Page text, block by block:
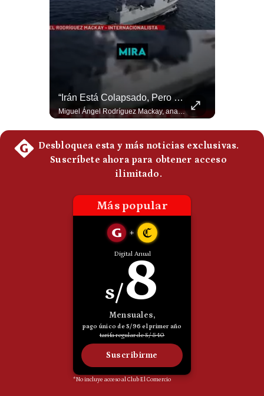
Politica
De
Cookies
“Irán Está Colapsado, Pero EE.UU. Parece Desesperado” | #radar24
Miguel Ángel Rodríguez Mackay, analista internacional, sostiene que las negociaciones fueron impulsadas por Irán y no por Estados Unidos. Según su análisis, Teherán estaría debilitado militar y económicamente, aunque la narrativa internacional presenta a Trump como el líder desesperado por terminar una guerra que no puede ganar. #Geopolitica #Iran #DonaldTrump #RodriguezMackay #EEUU #NoticiasInternacionales #PoliticaInternacional #AnalisisGeopolitico #Shorts 👉 Suscríbete y activa la campana para no perderte nuestro análisis diario. 🌎 Síguenos en nuestras redes sociales: 📌 Web oficial: https://gestion.pe/mundo/ 📌 LinkedIn: http://bit.ly/3HYIET0 📌 X (Twitter): http://bit.ly/4noZtX9 📌 TikTok: http://bit.ly/4evB6TO